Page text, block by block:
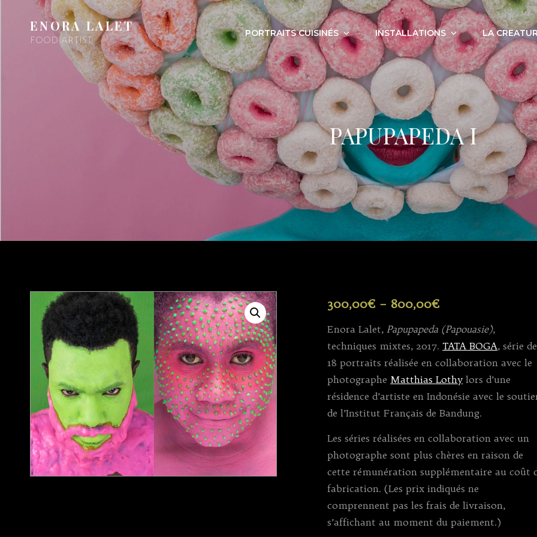
ENORA LALET
FOOD ARTIST
PORTRAITS CUISINÉS INSTALLATIONS LA
PAPUPAPEDA I
300,00€– 800,00€
Enora Lalet, Papupapeda (Papouasie),
techniques mixtes, 2017.TATA BOGA, série de
18 portraits réalisée en collaboration avec le
photographe Matthias Lothy lors d’une
résidence d’artiste en Indonésie avec le
de l’Institut Français de Bandung.
Les séries réalisées en collaboration avec un
photographe sont plus chères en raison de
cette rémunération supplémentaire au coût
fabrication. (Les prix indiqués ne
comprennent pas les frais de livraison,
s’affichant au moment du paiement.)